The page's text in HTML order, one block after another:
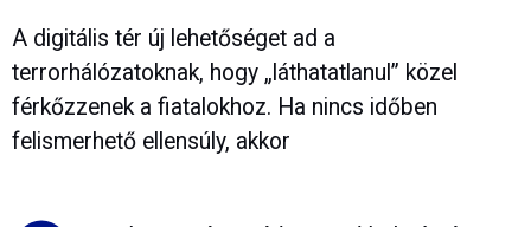
A digitális tér új lehetőséget ad a
terrorhálózatoknak, hogy „láthatatlanul” közel
férkőzzenek a fiatalokhoz. Ha nincs időben
felismerhető ellensúly, akkor